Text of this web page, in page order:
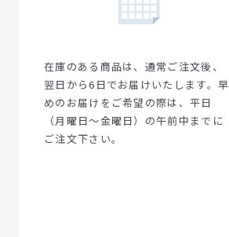
在庫のある商品は、通常ご注文後、
翌日から6日でお届けいたします。早
めのお届けをご希望の際は、平日
（月曜日～金曜日）の午前中までに
ご注文下さい。